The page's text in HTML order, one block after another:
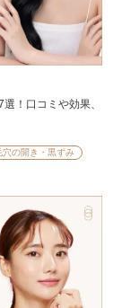
！口コミや効果、
穴の開き・黒ずみ